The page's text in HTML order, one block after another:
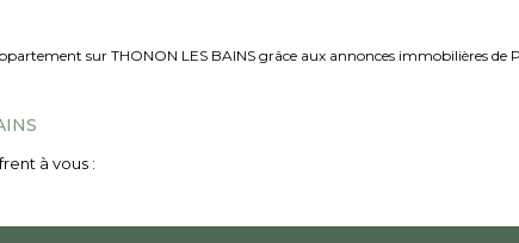
sur THONON LES BAINS grâce aux annonces immobilières de
à vous :